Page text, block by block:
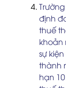
định
thuế
khoản
sự
thành
hạn